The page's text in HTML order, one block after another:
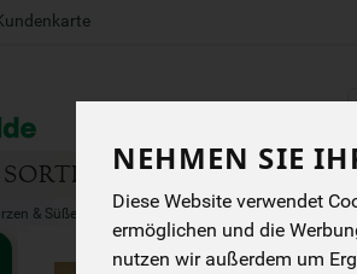
NEHMEN SIE
Diese Website verwendet
ermöglichen und die
nutzen wir außerdem um
SORTIMENT HOFEIGENES
& Süßen